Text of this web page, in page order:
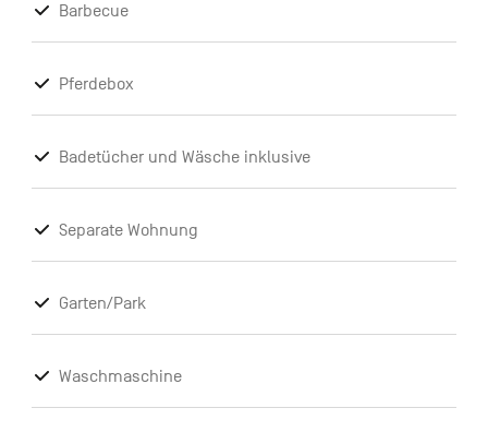
Barbecue
Pferdebox
Badetücher und Wäsche inklusive
Separate Wohnung
Garten/Park
Waschmaschine